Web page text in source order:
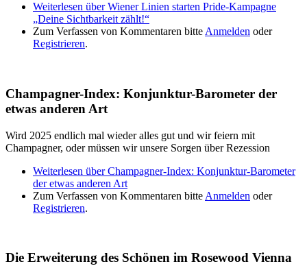
Weiterlesen über Wiener Linien starten Pride-Kampagne
„Deine Sichtbarkeit zählt!“
Zum Verfassen von Kommentaren bitte Anmelden oder
Registrieren.
Champagner-Index: Konjunktur-Barometer der
etwas anderen Art
Wird 2025 endlich mal wieder alles gut und wir feiern mit
Champagner, oder müssen wir unsere Sorgen über Rezession
Weiterlesen über Champagner-Index: Konjunktur-Barometer
der etwas anderen Art
Zum Verfassen von Kommentaren bitte Anmelden oder
Registrieren.
Die Erweiterung des Schönen im Rosewood Vienna